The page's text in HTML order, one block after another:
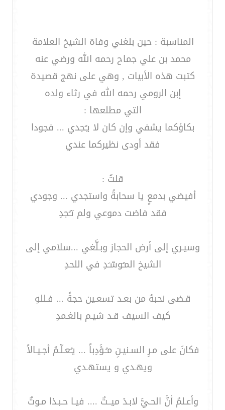
المناسبة : حين بلغني وفاة الشيخ العلامة
محمد بن علي جماح رحمه الله ورضي عنه
كتبت هذه الأبيات , وهي على نهج قصيدة
إبن الرومي رحمه الله في رثاء ولده
التي مطلعها :
بكاؤكما يشفي وإن كان لا يـُجدي ... فجودا
فقد أودى نظيركما عندي
قلتُ :
أفيضي بدمعٍ يا سحابةُ واستجدي ... وجودي
فقد فاضت دموعي ولم تـُجدِ
وسيـري إلى أرض الحجاز وبـلَّغي ...سلامي إلى
الشيخ المـُوسّـَدِ في اللحدِ
قـضى نحبهُ من بعـد تسعـين حجةً ... فـللهِ
كيف السيف قـد شيـم بالغـمدِ
فكانَ على مـرِ السـنيـنِ مـُـؤَدِباً ... يـُعـلّـمُ أجـيـالاً
ويهـدي و يستهـدي
وأعـلمُ أنَّ الحـيَّ لابـدَ ميــتٌ .... فيـا حـبـذا مـوتٌ